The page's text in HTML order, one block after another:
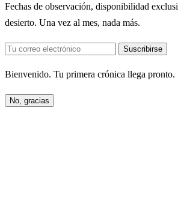
Fechas de observación, disponibilidad
desierto. Una vez al mes, nada más.
Suscribirse
Bienvenido. Tu primera crónica llega pronto.
No, gracias